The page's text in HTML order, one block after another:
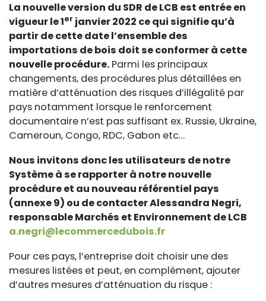
La nouvelle version du SDR de LCB est entrée en
vigueur le 1er janvier 2022 ce qui signifie qu’à
partir de cette date l’ensemble des
importations de bois doit se conformer à cette
nouvelle procédure. Parmi les principaux
changements, des procédures plus détaillées en
matière d’atténuation des risques d’illégalité par
pays notamment lorsque le renforcement
documentaire n’est pas suffisant ex. Russie, Ukraine,
Cameroun, Congo, RDC, Gabon etc…
Nous invitons donc les utilisateurs de notre
Système à se rapporter à notre nouvelle
procédure et au nouveau référentiel pays
(annexe 9) ou de contacter Alessandra Negri,
responsable Marchés et Environnement de LCB
a.negri@lecommercedubois.fr
Pour ces pays, l’entreprise doit choisir une des
mesures listées et peut, en complément, ajouter
d’autres mesures d’atténuation du risque :